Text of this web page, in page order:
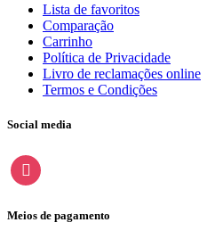
Lista de favoritos
Comparação
Carrinho
Política de Privacidade
Livro de reclamações online
Termos e Condições
Social media
instagram
Meios de pagamento